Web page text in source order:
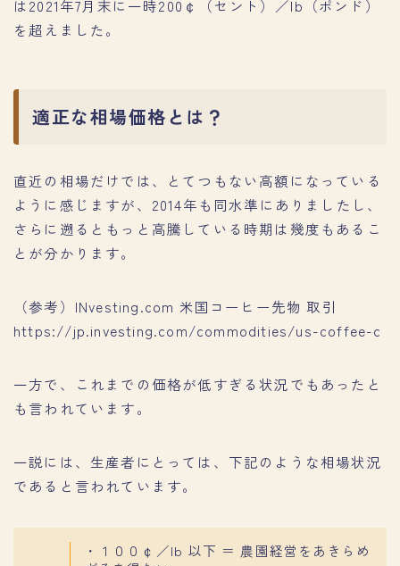
は2021年7月末に一時200￠（セント）／lb（ポンド）
を超えました。
適正な相場価格とは？
直近の相場だけでは、とてつもない高額になっている
ように感じますが、2014年も同水準にありましたし、
さらに遡るともっと高騰している時期は幾度もあるこ
とが分かります。
（参考）INvesting.com 米国コーヒー先物 取引
https://jp.investing.com/commodities/us-coffee-c
一方で、これまでの価格が低すぎる状況でもあったと
も言われています。
一説には、生産者にとっては、下記のような相場状況
であると言われています。
・１００￠／lb 以下 ＝ 農園経営をあきらめ